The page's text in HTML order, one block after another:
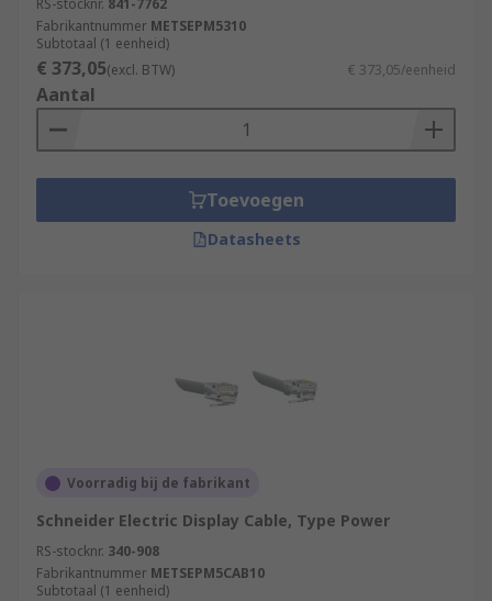
RS-stocknr. 841-7762
Fabrikantnummer METSEPM5310
Subtotaal (1 eenheid)
€ 373,05(excl. BTW) € 373,05/eenheid
Aantal
Toevoegen
Datasheets
Voorradig bij de fabrikant
Schneider Electric Display Cable, Type Power
RS-stocknr. 340-908
Fabrikantnummer METSEPM5CAB10
Subtotaal (1 eenheid)